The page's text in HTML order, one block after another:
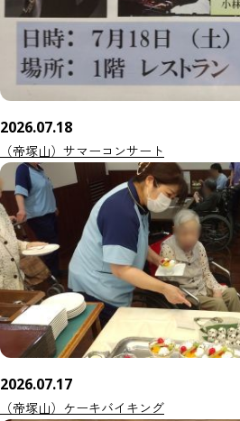
2026.07.18
（帝塚山）サマーコンサート
2026.07.17
（帝塚山）ケーキバイキング